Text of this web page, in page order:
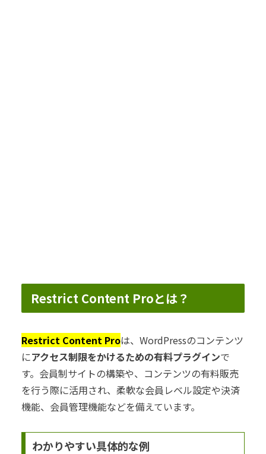
Restrict Content Proとは？
Restrict Content Proは、WordPressのコンテンツ
にアクセス制限をかけるための有料プラグインで
す。会員制サイトの構築や、コンテンツの有料販売
を行う際に活用され、柔軟な会員レベル設定や決済
機能、会員管理機能などを備えています。
わかりやすい具体的な例